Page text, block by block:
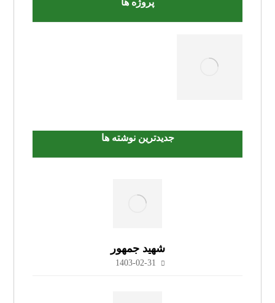
جدیدترین نوشته ها
شهید جمهور
1403-02-31